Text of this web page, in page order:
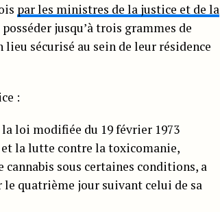
par les ministres de la justice et de la
jusqu’à trois grammes de
sécurisé au sein de leur résidence
:
loi modifiée du 19 février 1973
et la lutte contre la toxicomanie,
sous certaines conditions, a
quatrième jour suivant celui de sa